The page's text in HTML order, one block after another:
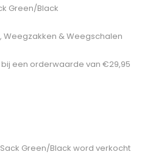
Green/Black
& Weegschalen
een orderwaarde van €29,95
Green/Black word verkocht